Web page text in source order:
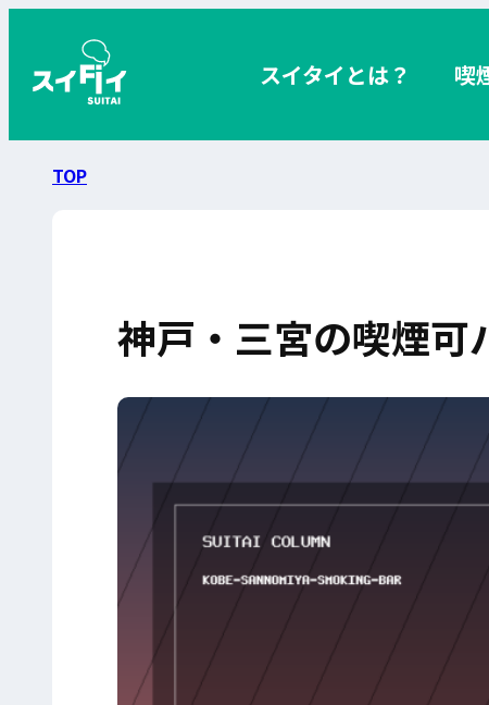
スイタイとは？ 喫
TOP
神戸・三宮の喫煙可